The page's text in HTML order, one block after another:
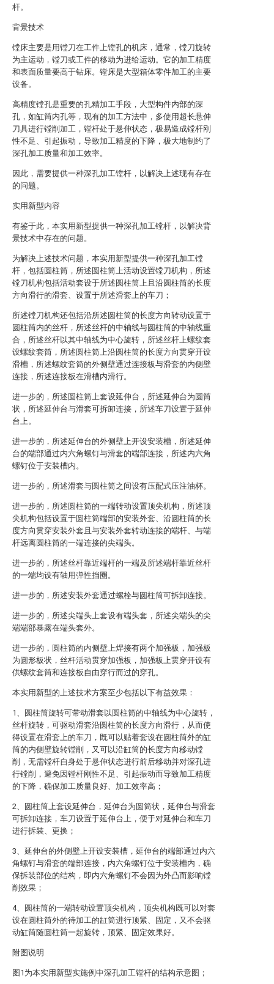
杆。
背景技术
镗床主要是用镗刀在工件上镗孔的机床，通常，镗刀旋转
为主运动，镗刀或工件的移动为进给运动。它的加工精度
和表面质量要高于钻床。镗床是大型箱体零件加工的主要
设备。
高精度镗孔是重要的孔精加工手段，大型构件内部的深
孔，如缸筒内孔等，现有的加工方法中，多使用超长悬伸
刀具进行镗削加工，镗杆处于悬伸状态，极易造成镗杆刚
性不足、引起振动，导致加工精度的下降，极大地制约了
深孔加工质量和加工效率。
因此，需要提供一种深孔加工镗杆，以解决上述现有存在
的问题。
实用新型内容
有鉴于此，本实用新型提供一种深孔加工镗杆，以解决背
景技术中存在的问题。
为解决上述技术问题，本实用新型提供一种深孔加工镗
杆，包括圆柱筒，所述圆柱筒上活动设置镗刀机构，所述
镗刀机构包括活动套设于所述圆柱筒上且沿圆柱筒的长度
方向滑行的滑套、设置于所述滑套上的车刀；
所述镗刀机构还包括沿所述圆柱筒的长度方向转动设置于
圆柱筒内的丝杆，所述丝杆的中轴线与圆柱筒的中轴线重
合，所述丝杆以其中轴线为中心旋转，所述丝杆上螺纹套
设螺纹套筒，所述圆柱筒上沿圆柱筒的长度方向贯穿开设
滑槽，所述螺纹套筒的外侧壁通过连接板与滑套的内侧壁
连接，所述连接板在滑槽内滑行。
进一步的，所述圆柱筒上套设延伸台，所述延伸台为圆筒
状，所述延伸台与滑套可拆卸连接，所述车刀设置于延伸
台上。
进一步的，所述延伸台的外侧壁上开设安装槽，所述延伸
台的端部通过内六角螺钉与滑套的端部连接，所述内六角
螺钉位于安装槽内。
进一步的，所述滑套与圆柱筒之间设有压配式压注油杯。
进一步的，所述圆柱筒的一端转动设置顶尖机构，所述顶
尖机构包括设置于圆柱筒端部的安装外套、沿圆柱筒的长
度方向贯穿安装外套且与安装外套转动连接的端杆、与端
杆远离圆柱筒的一端连接的尖端头。
进一步的，所述丝杆靠近端杆的一端及所述端杆靠近丝杆
的一端均设有轴用弹性挡圈。
进一步的，所述安装外套通过螺栓与圆柱筒可拆卸连接。
进一步的，所述尖端头上套设有端头套，所述尖端头的尖
端端部暴露在端头套外。
进一步的，圆柱筒的内侧壁上焊接有两个加强板，加强板
为圆形板状，丝杆活动贯穿加强板，加强板上贯穿开设有
供螺纹套筒和连接板自由穿行而过的穿孔。
本实用新型的上述技术方案至少包括以下有益效果：
1、圆柱筒旋转可带动滑套以圆柱筒的中轴线为中心旋转，
丝杆旋转，可驱动滑套沿圆柱筒的长度方向滑行，从而使
得设置在滑套上的车刀，既可以贴着套设在圆柱筒外的缸
筒的内侧壁旋转镗削，又可以沿缸筒的长度方向移动镗
削，无需镗杆自身处于悬伸状态进行前后移动并对深孔进
行镗削，避免因镗杆刚性不足、引起振动而导致加工精度
的下降，确保加工质量良好、加工效率高；
2、圆柱筒上套设延伸台，延伸台为圆筒状，延伸台与滑套
可拆卸连接，车刀设置于延伸台上，便于对延伸台和车刀
进行拆装、更换；
3、延伸台的外侧壁上开设安装槽，延伸台的端部通过内六
角螺钉与滑套的端部连接，内六角螺钉位于安装槽内，确
保拆装部位的结构，即内六角螺钉不会因为外凸而影响镗
削效果；
4、圆柱筒的一端转动设置顶尖机构，顶尖机构既可以对套
设在圆柱筒外的待加工的缸筒进行顶紧、固定，又不会驱
动缸筒随圆柱筒一起旋转，顶紧、固定效果好。
附图说明
图1为本实用新型实施例中深孔加工镗杆的结构示意图；